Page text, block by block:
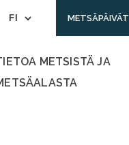
METSÄPÄIVÄT
METSISTÄ JA